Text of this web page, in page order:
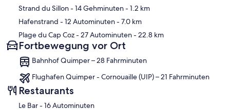
Strand du Sillon- 14 Gehminuten- 1.2 km
Hafenstrand - 12 Autominuten- 7.0 km
Plage du Cap Coz- 27 Autominuten- 22.8 km
Fortbewegung vor Ort
Bahnhof Quimper – 28 Fahrminuten
Flughafen Quimper - Cornouaille (UIP) – 21 Fahrminuten
Restaurants
‪Le Bar - ‬16 Autominuten